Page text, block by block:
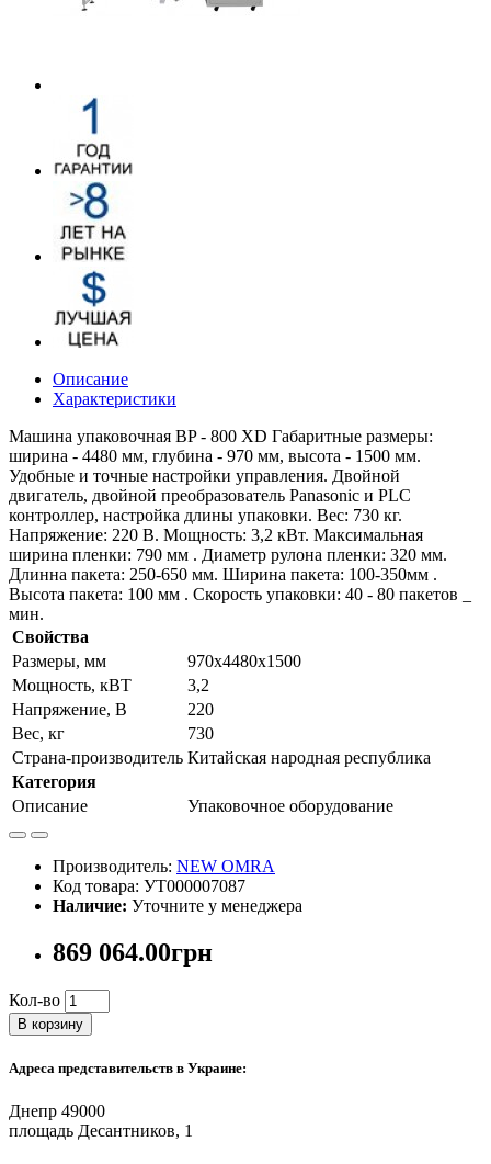
Описание
Характеристики
Машина упаковочная BP - 800 XD Габаритные размеры:
ширина - 4480 мм, глубина - 970 мм, высота - 1500 мм.
Удобные и точные настройки управления. Двойной
двигатель, двойной преобразователь Panasonic и PLC
контроллер, настройка длины упаковки. Вес: 730 кг.
Напряжение: 220 В. Мощность: 3,2 кВт. Максимальная
ширина пленки: 790 мм . Диаметр рулона пленки: 320 мм.
Длинна пакета: 250-650 мм. Ширина пакета: 100-350мм .
Высота пакета: 100 мм . Скорость упаковки: 40 - 80 пакетов _
мин.
Свойства
Размеры, мм
970х4480х1500
Мощность, кВТ
3,2
Напряжение, В
220
Вес, кг
730
Страна-производитель Китайская народная республика
Категория
Описание
Упаковочное оборудование
Производитель: NEW OMRA
Код товара: УТ000007087
Наличие: Уточните у менеджера
869 064.00грн
Кол-во
В корзину
Адреса представительств в Украине:
Днепр 49000
площадь Десантников, 1